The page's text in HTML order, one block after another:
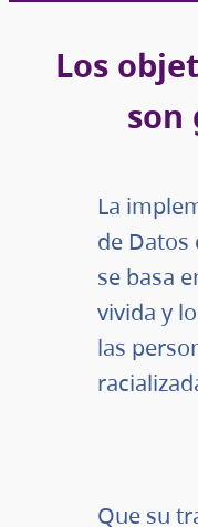
Los
son
La
de Datos
se basa
vivida y
las
Que su